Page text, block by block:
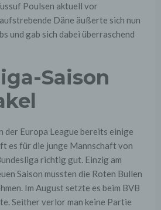
Poulsen aktuell vor
Däne äußerte sich nun
und gab sich dabei überraschend
Saison
der Europa League bereits einige
es für die junge Mannschaft von
richtig gut. Einzig am
Saison mussten die Roten Bullen
Im August setzte es beim BVB
Seither verlor man keine Partie